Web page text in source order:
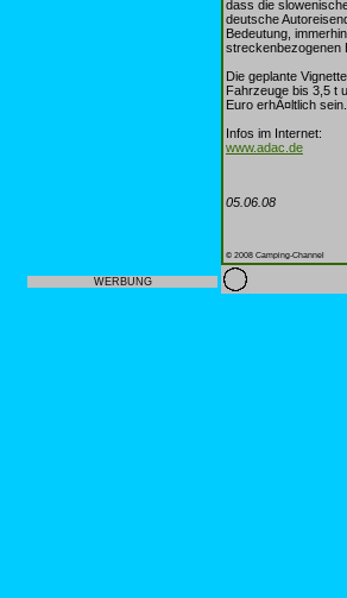
WERBUNG
dass die
deutsche
Bedeutung,
streckenbezogenen
Die geplante
Fahrzeuge bis 3,5 t
Euro erhÃ¤ltlich
Infos im Internet:
www.adac.de
05.06.08
© 2008 Camping-Channel